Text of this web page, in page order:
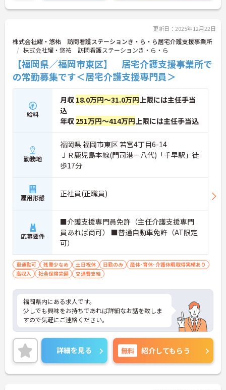
更新日：2025年12月22日
株式会社耀・悠祐 訪問看護ステーションき・ら・ら居宅介護支援事業所
株式会社耀・悠祐 訪問看護ステーションき・ら・ら
【福岡県／福岡市東区】 居宅介護支援事業所で
の常勤募集です＜居宅介護支援専門員＞
給料
月収 18.0万円～31.0万円 上限には主任手当
込
年収 251万円～414万円 上限には主任手当込
勤務地
福岡県 福岡市東区 若宮4丁目6-14
ＪＲ鹿児島本線(門司港－八代)「千早駅」徒
歩17分
雇用形態 正社員(正職員)
応募要件
■介護支援専門員免許（主任介護支援専門
員あれば尚可） ■普通自動車免許（AT限定
可）
車通勤可 残業少なめ 土日祝休 日勤のみ
産休･育休･介護休暇取得実績あり
高収入
社会保険完備 交通費支給
福岡県内にある求人です。
少しでも興味をお持ちであれば詳細なお話を致しま
すので気軽にご連絡ください。
詳細を見る 無料 紹介してもらう